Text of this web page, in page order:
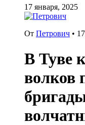
17 января, 2025
От Петрович •
В Туве
волков